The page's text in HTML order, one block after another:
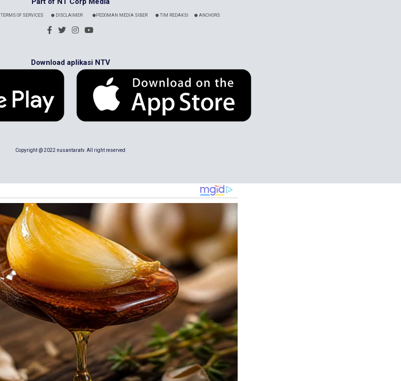
TERMS OF SERVICES DISCLAIMER PEDOMAN MEDIA SIBER TIM REDAKSI ANCHORS
Download aplikasi NTV
Copyright @ 2022 nusantaratv. All right reserved